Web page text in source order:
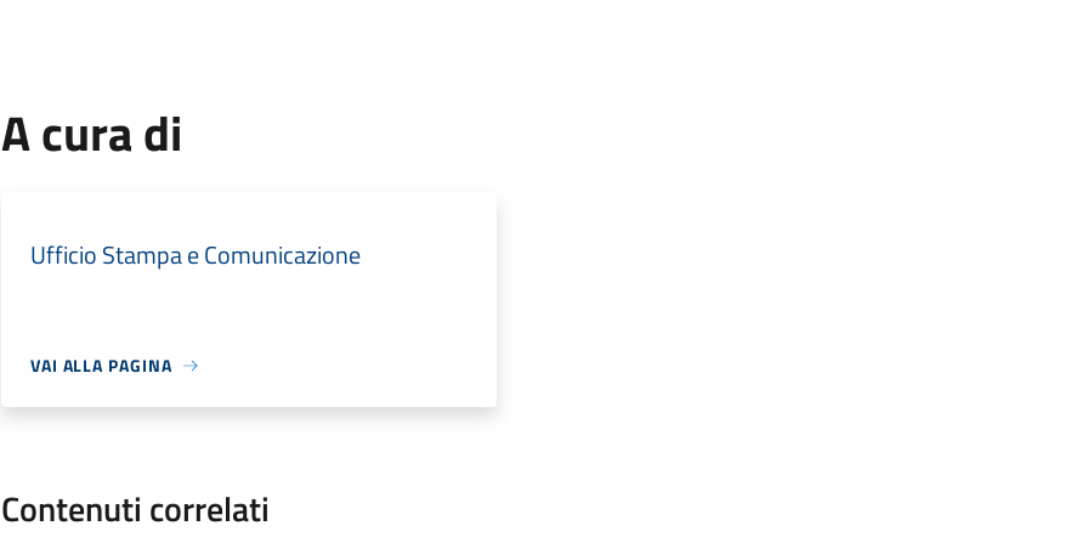
A cura di
Ufficio Stampa e Comunicazione
VAI ALLA PAGINA
Contenuti correlati